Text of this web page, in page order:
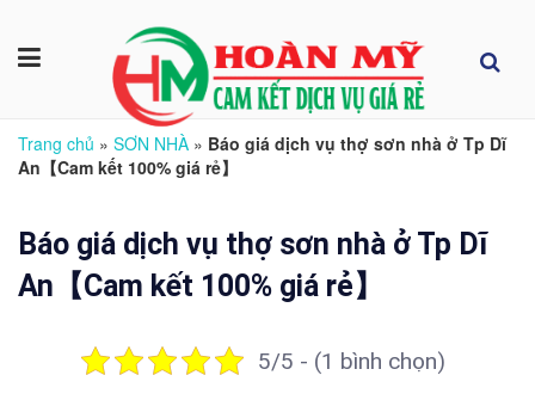
Trang chủ » SƠN NHÀ » Báo giá dịch vụ thợ sơn nhà ở Tp Dĩ
An【Cam kết 100% giá rẻ】
Báo giá dịch vụ thợ sơn nhà ở Tp Dĩ
An【Cam kết 100% giá rẻ】
5/5 - (1 bình chọn)